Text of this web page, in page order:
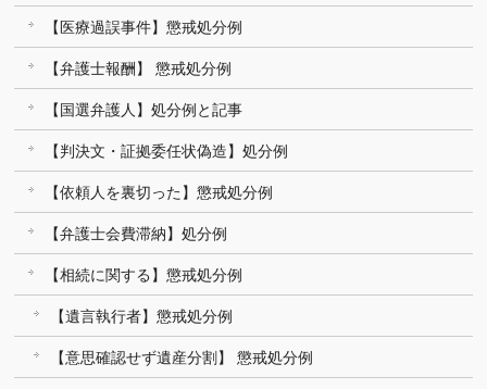
【医療過誤事件】懲戒処分例
【弁護士報酬】 懲戒処分例
【国選弁護人】処分例と記事
【判決文・証拠委任状偽造】処分例
【依頼人を裏切った】懲戒処分例
【弁護士会費滞納】処分例
【相続に関する】懲戒処分例
【遺言執行者】懲戒処分例
【意思確認せず遺産分割】 懲戒処分例